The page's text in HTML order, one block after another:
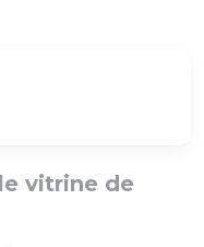
vitrine de